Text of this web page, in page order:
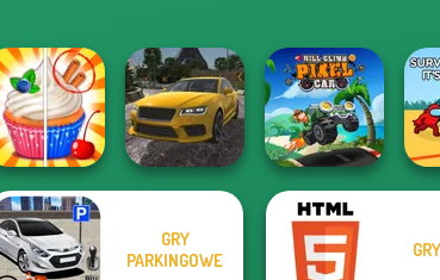
Rachel Holmes
Real Drift
Multiplayer
Hill Climb Pixel
Car
GRY
PARKINGOWE